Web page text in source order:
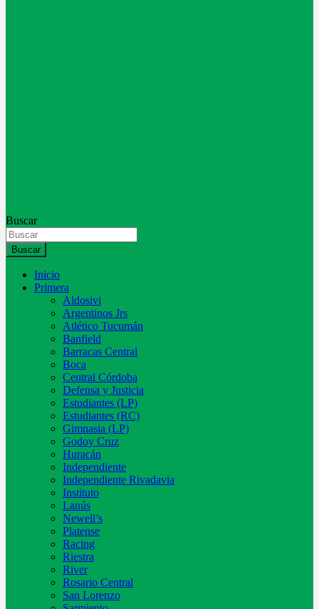
Buscar
Buscar
Inicio
Primera
Aldosivi
Argentinos Jrs
Atlético Tucumán
Banfield
Barracas Central
Boca
Central Córdoba
Defensa y Justicia
Estudiantes (LP)
Estudiantes (RC)
Gimnasia (LP)
Godoy Cruz
Huracán
Independiente
Independiente Rivadavia
Instituto
Lanús
Newell’s
Platense
Racing
Riestra
River
Rosario Central
San Lorenzo